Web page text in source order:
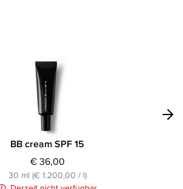
BB cream SPF 15
€ 36,00
30 ml (€ 1.200,00 / l)